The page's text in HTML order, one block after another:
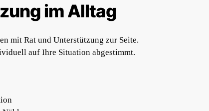
im Alltag
mit Rat und Unterstützung zur Seite.
auf Ihre Situation abgestimmt.